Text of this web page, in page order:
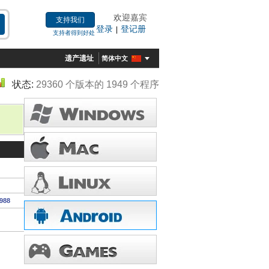
支持我们
支持者得到好处
欢迎嘉宾
登录 | 登记册
遗产遗址 简体中文
状态: 29360 个版本的 1949 个程序